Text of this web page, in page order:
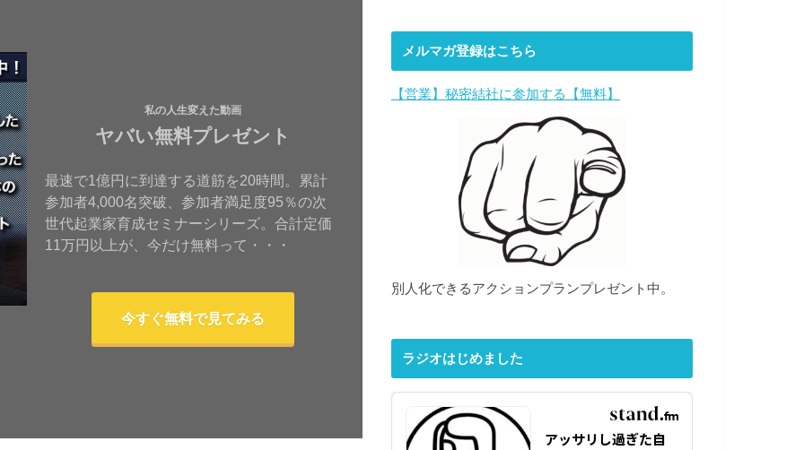
私の人生変えた動画
ヤバい無料プレゼント
最速で1億円に到達する道筋を20時間。累計
参加者4,000名突破、参加者満足度95％の次
世代起業家育成セミナーシリーズ。合計定価
11万円以上が、今だけ無料って・・・
今すぐ無料で見てみる
メルマガ登録はこちら
【営業】秘密結社に参加する【無料】
別人化できるアクションプランプレゼント中。
ラジオはじめました